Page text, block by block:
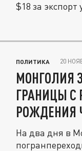
$18 за экспорт
ПОЛИТИКА 20
МОНГОЛИЯ
ГРАНИЦЫ С
РОЖДЕНИЯ
На два дня в